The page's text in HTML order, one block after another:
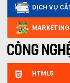
DỊCH VỤ
CÔNG
HTML5